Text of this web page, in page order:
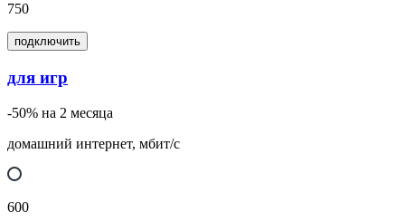
750
подключить
для игр
-50% на 2 месяца
домашний интернет, мбит/с
600